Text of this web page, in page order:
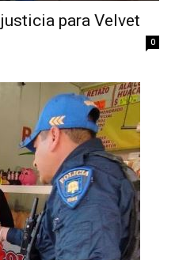
para Velvet
0